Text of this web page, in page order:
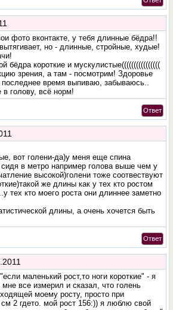
фото вконтакте, у тебя длинные бёдра!!
но - длинные, стройные, худые!
бёдра короткие и мускулистые((((((((((((((((
зрения, а там - посмотрим! Здоровье
время выпиваю, забываюсь..
голову, всё норм!
Ответ
вот голени-да)у меня еще спина
в метро например голова выше чем у
высокой)голени тоже соотвествуют
же длины как у тех кто ростом
тех кто моего роста они длиннее заметно
длины, а очень хочется быть
Ответ
маленький рост,то ноги короткие" - я
все измерил и сказал, что голень
моему росту, просто при
2 гдето. мой рост 156:)) я люблю свой